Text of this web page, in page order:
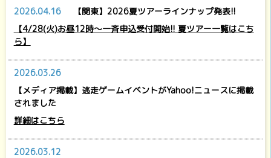
2026.04.16
【関東】2026夏ツアーラインナップ発表!!
【4/28(火)お昼12時～一斉申込受付開始!! 夏ツアー一覧はこち
ら】
2026.03.26
【メディア掲載】逃走ゲームイベントがYahoo!ニュースに掲載
されました
詳細はこちら
2026.03.12